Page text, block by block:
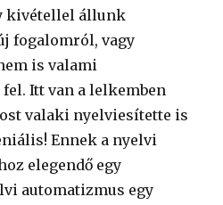
kivétellel állunk
fogalomról, vagy
is valami
Itt van a lelkemben
valaki nyelviesítette is
Ennek a nyelvi
elegendő egy
automatizmus egy